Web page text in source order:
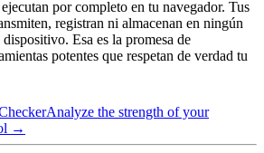
por completo en tu navegador. Tus
registran ni almacenan en ningún
Esa es la promesa de
potentes que respetan de verdad tu
Analyze the strength of your
→